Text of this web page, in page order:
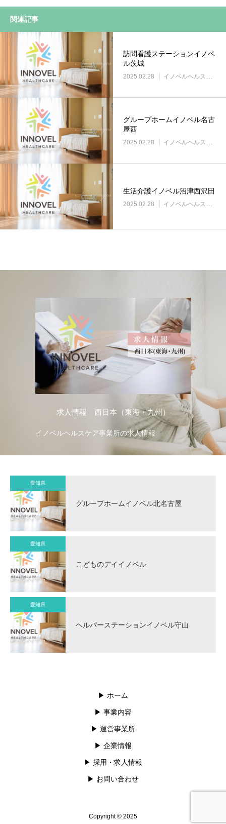
関連記事
訪問看護ステーションイノベ
ル茨城
2025.02.28 イノベルヘルスケア事業所
グループホームイノベル名古
屋西
2025.02.28 イノベルヘルスケア事業所
生活介護イノベル沼津西沢田
2025.02.28 イノベルヘルスケア事業所
求人情報 西日本（東海・九州）
イノベルヘルスケア事業所の求人情報
愛知県
グループホームイノベル北名古屋
愛知県
こどものデイイノベル
愛知県
ヘルパーステーションイノベル守山
▶︎ ホーム
▶︎ 事業内容
▶︎ 運営事業所
▶︎ 企業情報
▶︎ 採用・求人情報
▶︎ お問い合わせ
Copyright © 2025